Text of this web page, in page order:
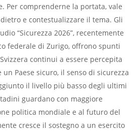
Per comprenderne la portata, vale
e contestualizzare il tema. Gli
“Sicurezza 2026”, recentemente
federale di Zurigo, offrono spunti
continui a essere percepita
Paese sicuro, il senso di sicurezza
il livello più basso degli ultimi
guardano con maggiore
politica mondiale e al futuro del
cresce il sostegno a un esercito